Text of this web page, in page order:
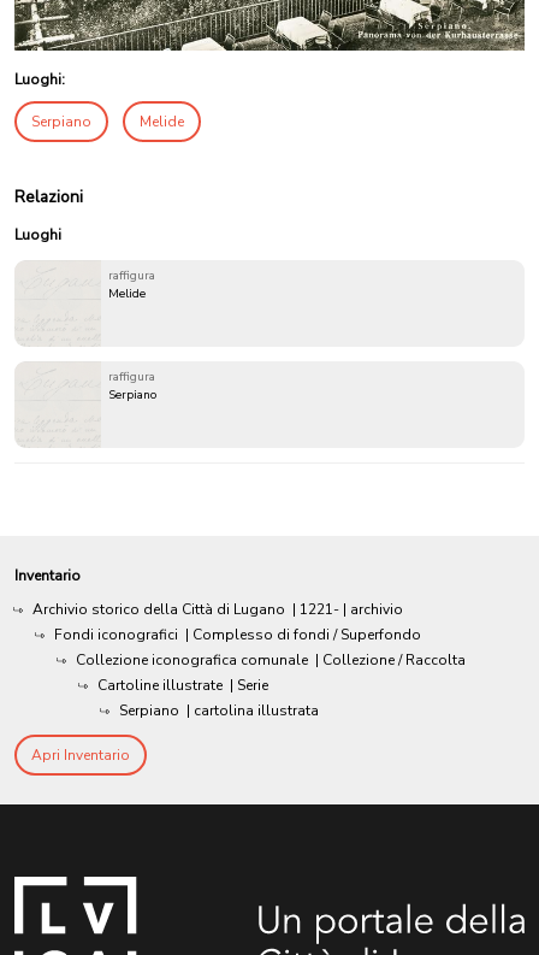
Luoghi:
Serpiano Melide
Relazioni
Luoghi
raffigura
Melide
raffigura
Serpiano
Inventario
Archivio storico della Città di Lugano | 1221- | archivio
Fondi iconografici | Complesso di fondi / Superfondo
Collezione iconografica comunale | Collezione / Raccolta
Cartoline illustrate | Serie
Serpiano | cartolina illustrata
Apri Inventario